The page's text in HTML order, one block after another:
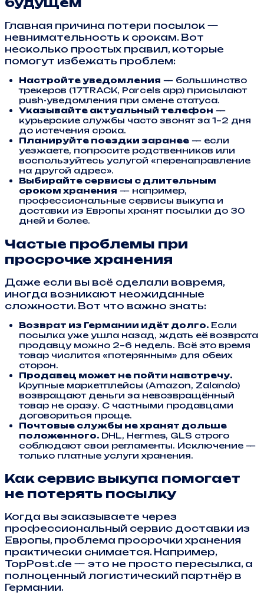
Главная причина потери посылок —
невнимательность к срокам. Вот
несколько простых правил, которые
помогут избежать проблем:
Настройте уведомления — большинство
трекеров (17TRACK, Parcels app) присылают
push-уведомления при смене статуса.
Указывайте актуальный телефон —
курьерские службы часто звонят за 1–2 дня
до истечения срока.
Планируйте поездки заранее — если
уезжаете, попросите родственников или
воспользуйтесь услугой «перенаправление
на другой адрес».
Выбирайте сервисы с длительным
сроком хранения — например,
профессиональные сервисы выкупа и
доставки из Европы хранят посылки до 30
дней и более.
Частые проблемы при
просрочке хранения
Даже если вы всё сделали вовремя,
иногда возникают неожиданные
сложности. Вот что важно знать:
Возврат из Германии идёт долго. Если
посылка уже ушла назад, ждать её возврата
продавцу можно 2–6 недель. Всё это время
товар числится «потерянным» для обеих
сторон.
Продавец может не пойти навстречу.
Крупные маркетплейсы (Amazon, Zalando)
возвращают деньги за невозвращённый
товар не сразу. С частными продавцами
договориться проще.
Почтовые службы не хранят дольше
положенного. DHL, Hermes, GLS строго
соблюдают свои регламенты. Исключение —
только платные услуги хранения.
Как сервис выкупа помогает
не потерять посылку
Когда вы заказываете через
профессиональный сервис доставки из
Европы, проблема просрочки хранения
практически снимается. Например,
TopPost.de — это не просто пересылка, а
полноценный логистический партнёр в
Германии.